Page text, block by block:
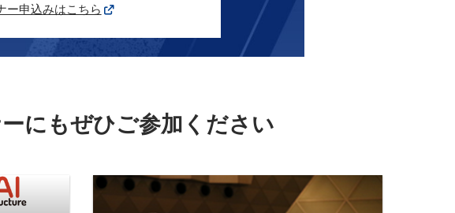
ー申込みはこちら
にもぜひご参加ください